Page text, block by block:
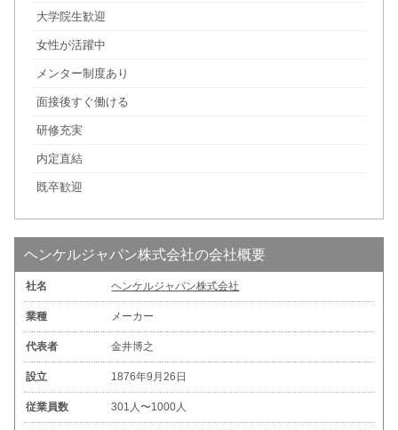
大学院生歓迎
女性が活躍中
メンター制度あり
面接後すぐ働ける
研修充実
内定直結
既卒歓迎
ヘンケルジャパン株式会社の会社概要
社名 ヘンケルジャパン株式会社
業種 メーカー
代表者 金井博之
設立 1876年9月26日
従業員数 301人〜1000人